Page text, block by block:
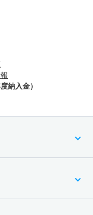
納入金）